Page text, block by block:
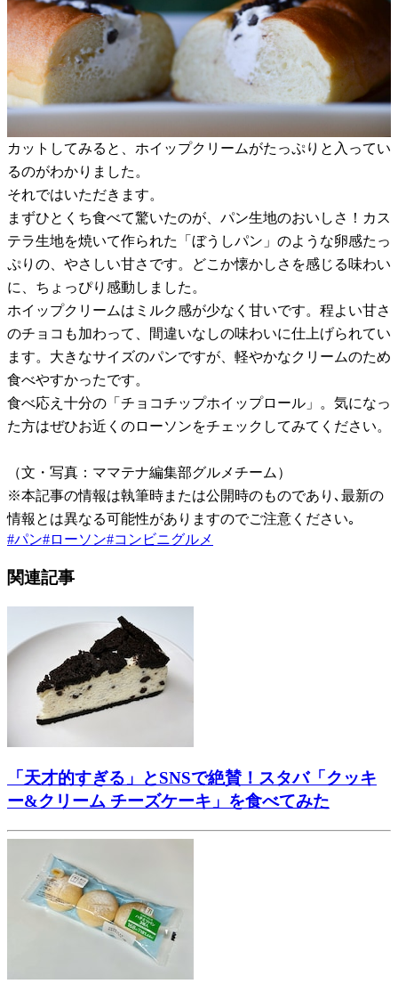
カットしてみると、ホイップクリームがたっぷりと入ってい
るのがわかりました。
それではいただきます。
まずひとくち食べて驚いたのが、パン生地のおいしさ！カス
テラ生地を焼いて作られた「ぼうしパン」のような卵感たっ
ぷりの、やさしい甘さです。どこか懐かしさを感じる味わい
に、ちょっぴり感動しました。
ホイップクリームはミルク感が少なく甘いです。程よい甘さ
のチョコも加わって、間違いなしの味わいに仕上げられてい
ます。大きなサイズのパンですが、軽やかなクリームのため
食べやすかったです。
食べ応え十分の「チョコチップホイップロール」。気になっ
た方はぜひお近くのローソンをチェックしてみてください。
（文・写真：ママテナ編集部グルメチーム）
※本記事の情報は執筆時または公開時のものであり､最新の
情報とは異なる可能性がありますのでご注意ください｡
#パン#ローソン#コンビニグルメ
関連記事
「天才的すぎる」とSNSで絶賛！スタバ「クッキ
ー&クリーム チーズケーキ」を食べてみた